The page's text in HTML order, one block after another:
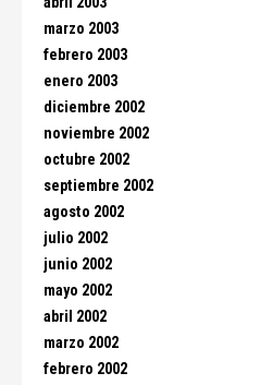
marzo 2003
febrero 2003
enero 2003
diciembre 2002
noviembre 2002
octubre 2002
septiembre 2002
agosto 2002
julio 2002
junio 2002
mayo 2002
abril 2002
marzo 2002
febrero 2002